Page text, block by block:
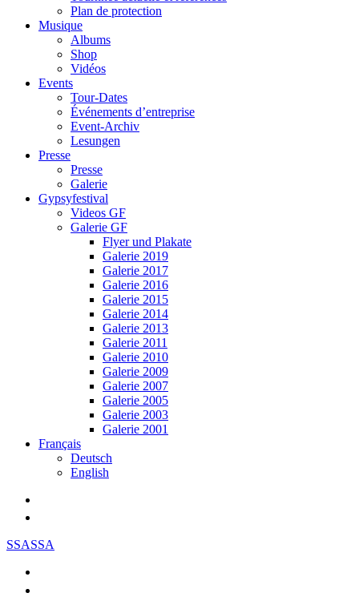
Plan de protection
Musique
Albums
Shop
Vidéos
Events
Tour-Dates
Événements d’entreprise
Event-Archiv
Lesungen
Presse
Presse
Galerie
Gypsyfestival
Videos GF
Galerie GF
Flyer und Plakate
Galerie 2019
Galerie 2017
Galerie 2016
Galerie 2015
Galerie 2014
Galerie 2013
Galerie 2011
Galerie 2010
Galerie 2009
Galerie 2007
Galerie 2005
Galerie 2003
Galerie 2001
Français
Deutsch
English
SSASSA